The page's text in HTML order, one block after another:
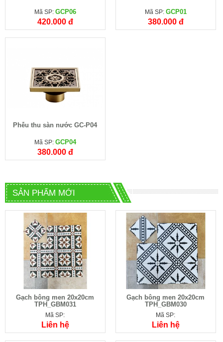
Mã SP: GCP06
420.000 đ
Mã SP: GCP01
380.000 đ
Phễu thu sàn nước GC-P04
Mã SP: GCP04
380.000 đ
SẢN PHẨM MỚI
Gạch bông men 20x20cm
TPH_GBM031
Mã SP:
Liên hệ
Gạch bông men 20x20cm
TPH_GBM030
Mã SP:
Liên hệ